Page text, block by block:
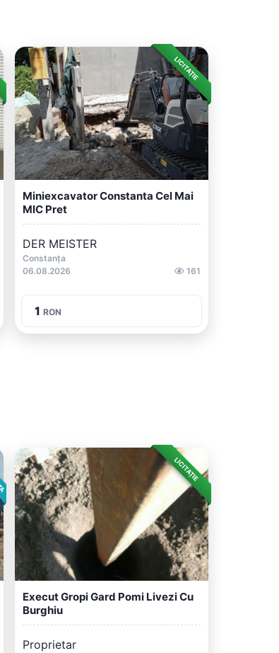
LICITAȚIE
Miniexcavator Constanta Cel Mai
MIC Pret
DER MEISTER
Constanța
06.08.2026
161
1 RON
LICITAȚIE
Execut Gropi Gard Pomi Livezi Cu
Burghiu
Proprietar